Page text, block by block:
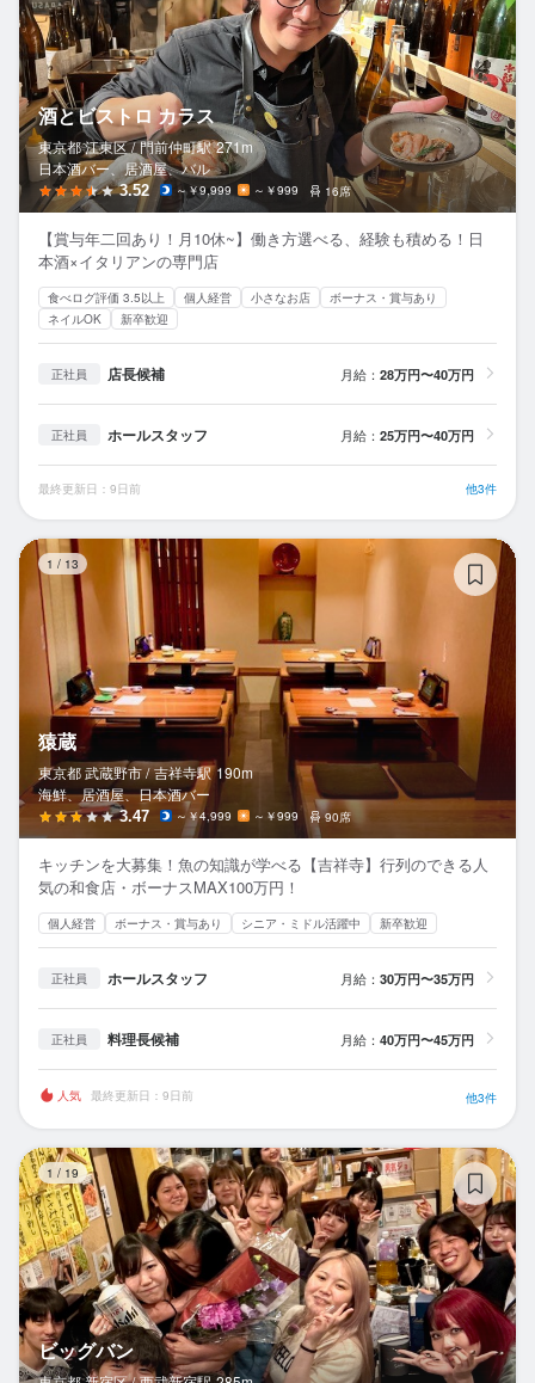
酒とビストロ カラス
東京都 江東区 / 門前仲町駅 271m
日本酒バー、居酒屋、バル
3.52 ～￥9,999 ～￥999 16席
【賞与年二回あり！月10休~】働き方選べる、経験も積める！日
本酒×イタリアンの専門店
食べログ評価 3.5以上 個人経営 小さなお店
ボーナス・賞与あり
ネイルOK
新卒歓迎
正社員 店長候補 月給： 28万円〜40万円
正社員 ホールスタッフ 月給： 25万円〜40万円
最終更新日：9日前 他3件
1 / 13
猿蔵
東京都 武蔵野市 / 吉祥寺駅 190m
海鮮、居酒屋、日本酒バー
3.47 ～￥4,999 ～￥999 90席
キッチンを大募集！魚の知識が学べる【吉祥寺】行列のできる人
気の和食店・ボーナスMAX100万円！
個人経営 ボーナス・賞与あり シニア・ミドル活躍中 新卒歓迎
正社員 ホールスタッフ 月給： 30万円〜35万円
正社員 料理長候補 月給： 40万円〜45万円
人気 最終更新日：9日前 他3件
1 / 19
ビッグバン